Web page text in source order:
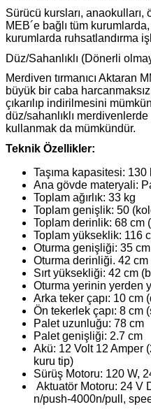
Sürücü kursları,
MEB´e bağlı tüm
kurumlarda ruhsatlandırma
Düz/Sahanlıklı (Dönerli
Merdiven tırmanıcı Aktaran
büyük bir caba
çıkarılıp indirilmesini
düz/sahanlıklı
kullanmak da mümkündür.
Teknik Özellikler:
Taşıma kapasitesi: 130
Ana gövde materyali:
Toplam ağırlık: 33 kg
Toplam genişlik: 50
Toplam derinlik: 68 cm
Toplam yükseklik: 116
Oturma genişliği: 35
Oturma derinliği. 42 cm
Sırt yüksekliği: 42 cm
Oturma yerinin yerden
Arka teker çapı: 10 cm
Ön tekerlek çapı: 8 cm
Palet uzunluğu: 78 cm
Palet genişliği: 2.7 cm
Akü: 12 Volt 12 Amper
kuru tip)
Sürüş Motoru: 120 W,
Aktuatör Motoru: 24 V
n/push-4000n/pull,